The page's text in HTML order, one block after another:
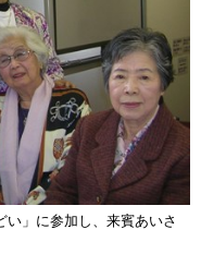
」に参加し、来賓あいさ